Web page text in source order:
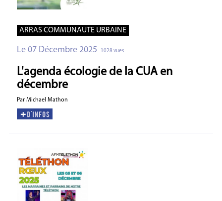
ARRAS COMMUNAUTE URBAINE
Le 07 Décembre 2025 - 1028 vues
L'agenda écologie de la CUA en
décembre
Par Michael Mathon